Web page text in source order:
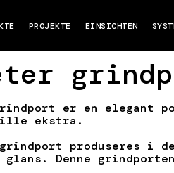
PROJEKTE EINSICHTEN
er en elegant
ekstra.
grindport produseres
glans. Denne